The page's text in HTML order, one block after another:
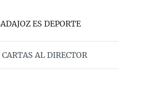
ES DEPORTE
CARTAS AL DIRECTOR